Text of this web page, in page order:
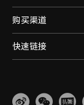
购买渠道
快速链接